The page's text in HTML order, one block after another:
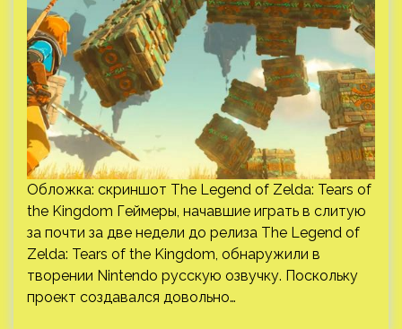
Обложка: скриншот The Legend of Zelda: Tears of
the Kingdom Геймеры, начавшие играть в слитую
за почти за две недели до релиза The Legend of
Zelda: Tears of the Kingdom, обнаружили в
творении Nintendo русскую озвучку. Поскольку
проект создавался довольно…